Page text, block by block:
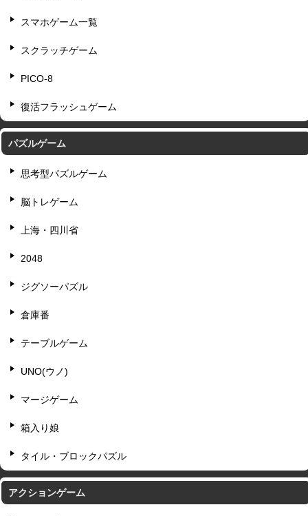
スマホゲーム一覧
スクラッチゲーム
PICO-8
復活フラッシュゲーム
パズルゲーム
思考型パズルゲーム
脳トレゲーム
上海・四川省
2048
ジグソーパズル
倉庫番
テーブルゲーム
UNO(ウノ)
マージゲーム
箱入り娘
タイル・ブロックパズル
アクションゲーム